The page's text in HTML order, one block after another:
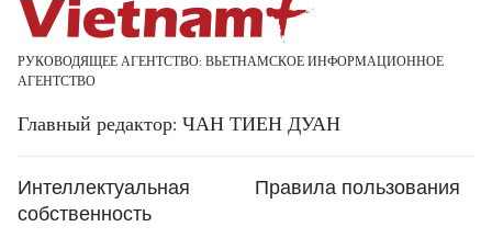
РУКОВОДЯЩЕЕ АГЕНТСТВО: ВЬЕТНАМСКОЕ ИНФОРМАЦИОННОЕ
АГЕНТСТВО
Главный редактор: ЧАН ТИЕН ДУАН
Интеллектуальная
собственность
Правила пользования